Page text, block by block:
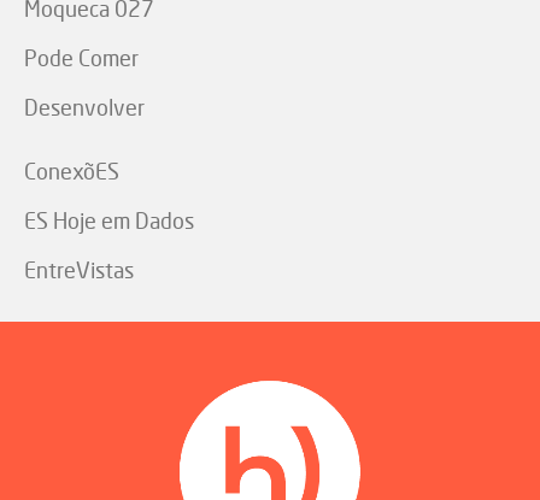
Moqueca 027
Pode Comer
Desenvolver
ConexõES
ES Hoje em Dados
EntreVistas